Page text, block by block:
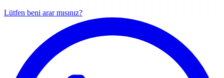
Lütfen beni arar mısınız?